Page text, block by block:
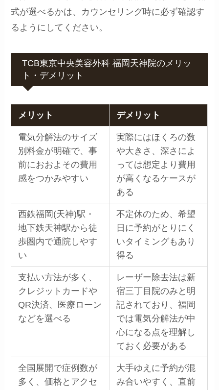
式が選べるかは、カウンセリング時に必ず確認す
るようにしてください。
TCB東京中央美容外科 福岡天神院のメリッ
ト・デメリット
メリット デメリット
電気分解法のサイズ
別料金が明確で、事
前におおよその費用
感をつかみやすい
実際にはほくろの数
や大きさ、深さによ
っては想定より費用
が高くなるケースが
ある
西鉄福岡(天神)駅・
地下鉄天神駅から徒
歩圏内で通院しやす
い
不定休のため、希望
日に予約がとりにく
いタイミングもあり
得る
支払い方法が多く、
クレジットカードや
QR決済、医療ローン
などを選べる
レーザー除去法は新
宿三丁目院のみと明
記されており、福岡
では電気分解法が中
心になる点を理解し
ておく必要がある
全国展開で症例数が
多く、価格とアクセ
大手ゆえに予約が混
み合いやすく、直前